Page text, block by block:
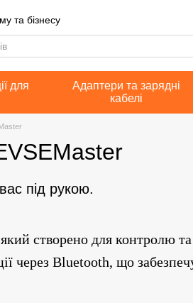
та бізнесу
для
Адаптери та зарядні
кабелі
під рукою.
створено для контролю
через Bluetooth, що